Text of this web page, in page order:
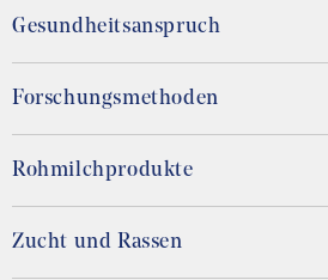
Gesundheitsanspruch
Forschungsmethoden
Rohmilchprodukte
Zucht und Rassen